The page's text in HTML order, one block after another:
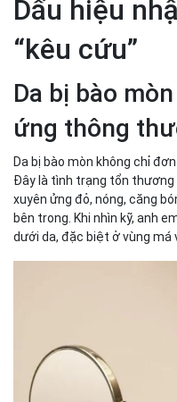
Dấu hiệu
“kêu cứu”
Da bị bào
ứng thông
Da bị bào mòn không chỉ
Đây là tình trạng tổn
xuyên ửng đỏ, nóng, căng
bên trong. Khi nhìn kỹ, anh
dưới da, đặc biệt ở vùng má